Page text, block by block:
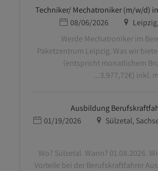
Techniker/ Mechatroniker (m/w/d)
תאריך פרסום
08/06/2026
Werde Mechatroniker im
Paketzentrum Leipzig. Was wir
(entspricht monatlichem
3.977,72€) inkl.
Ausbildung
Sülzetal, תאריך פרסום
01/19/2026
Wo? Sülzetal. Wann? 01.08.2026.
Vorteile bei der Berufskraftfahrer